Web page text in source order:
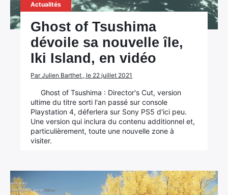
Actualités
Ghost of Tsushima
dévoile sa nouvelle île,
Iki Island, en vidéo
Par Julien Barthet , le 22 juillet 2021
Ghost of Tsushima : Director's Cut, version
ultime du titre sorti l'an passé sur console
Playstation 4, déferlera sur Sony PS5 d'ici peu.
Une version qui inclura du contenu additionnel et,
particulièrement, toute une nouvelle zone à
visiter.